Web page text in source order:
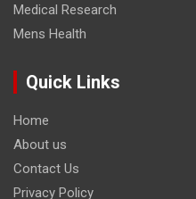
Medical Research
Mens Health
Quick Links
Home
About us
Contact Us
Privacy Policy